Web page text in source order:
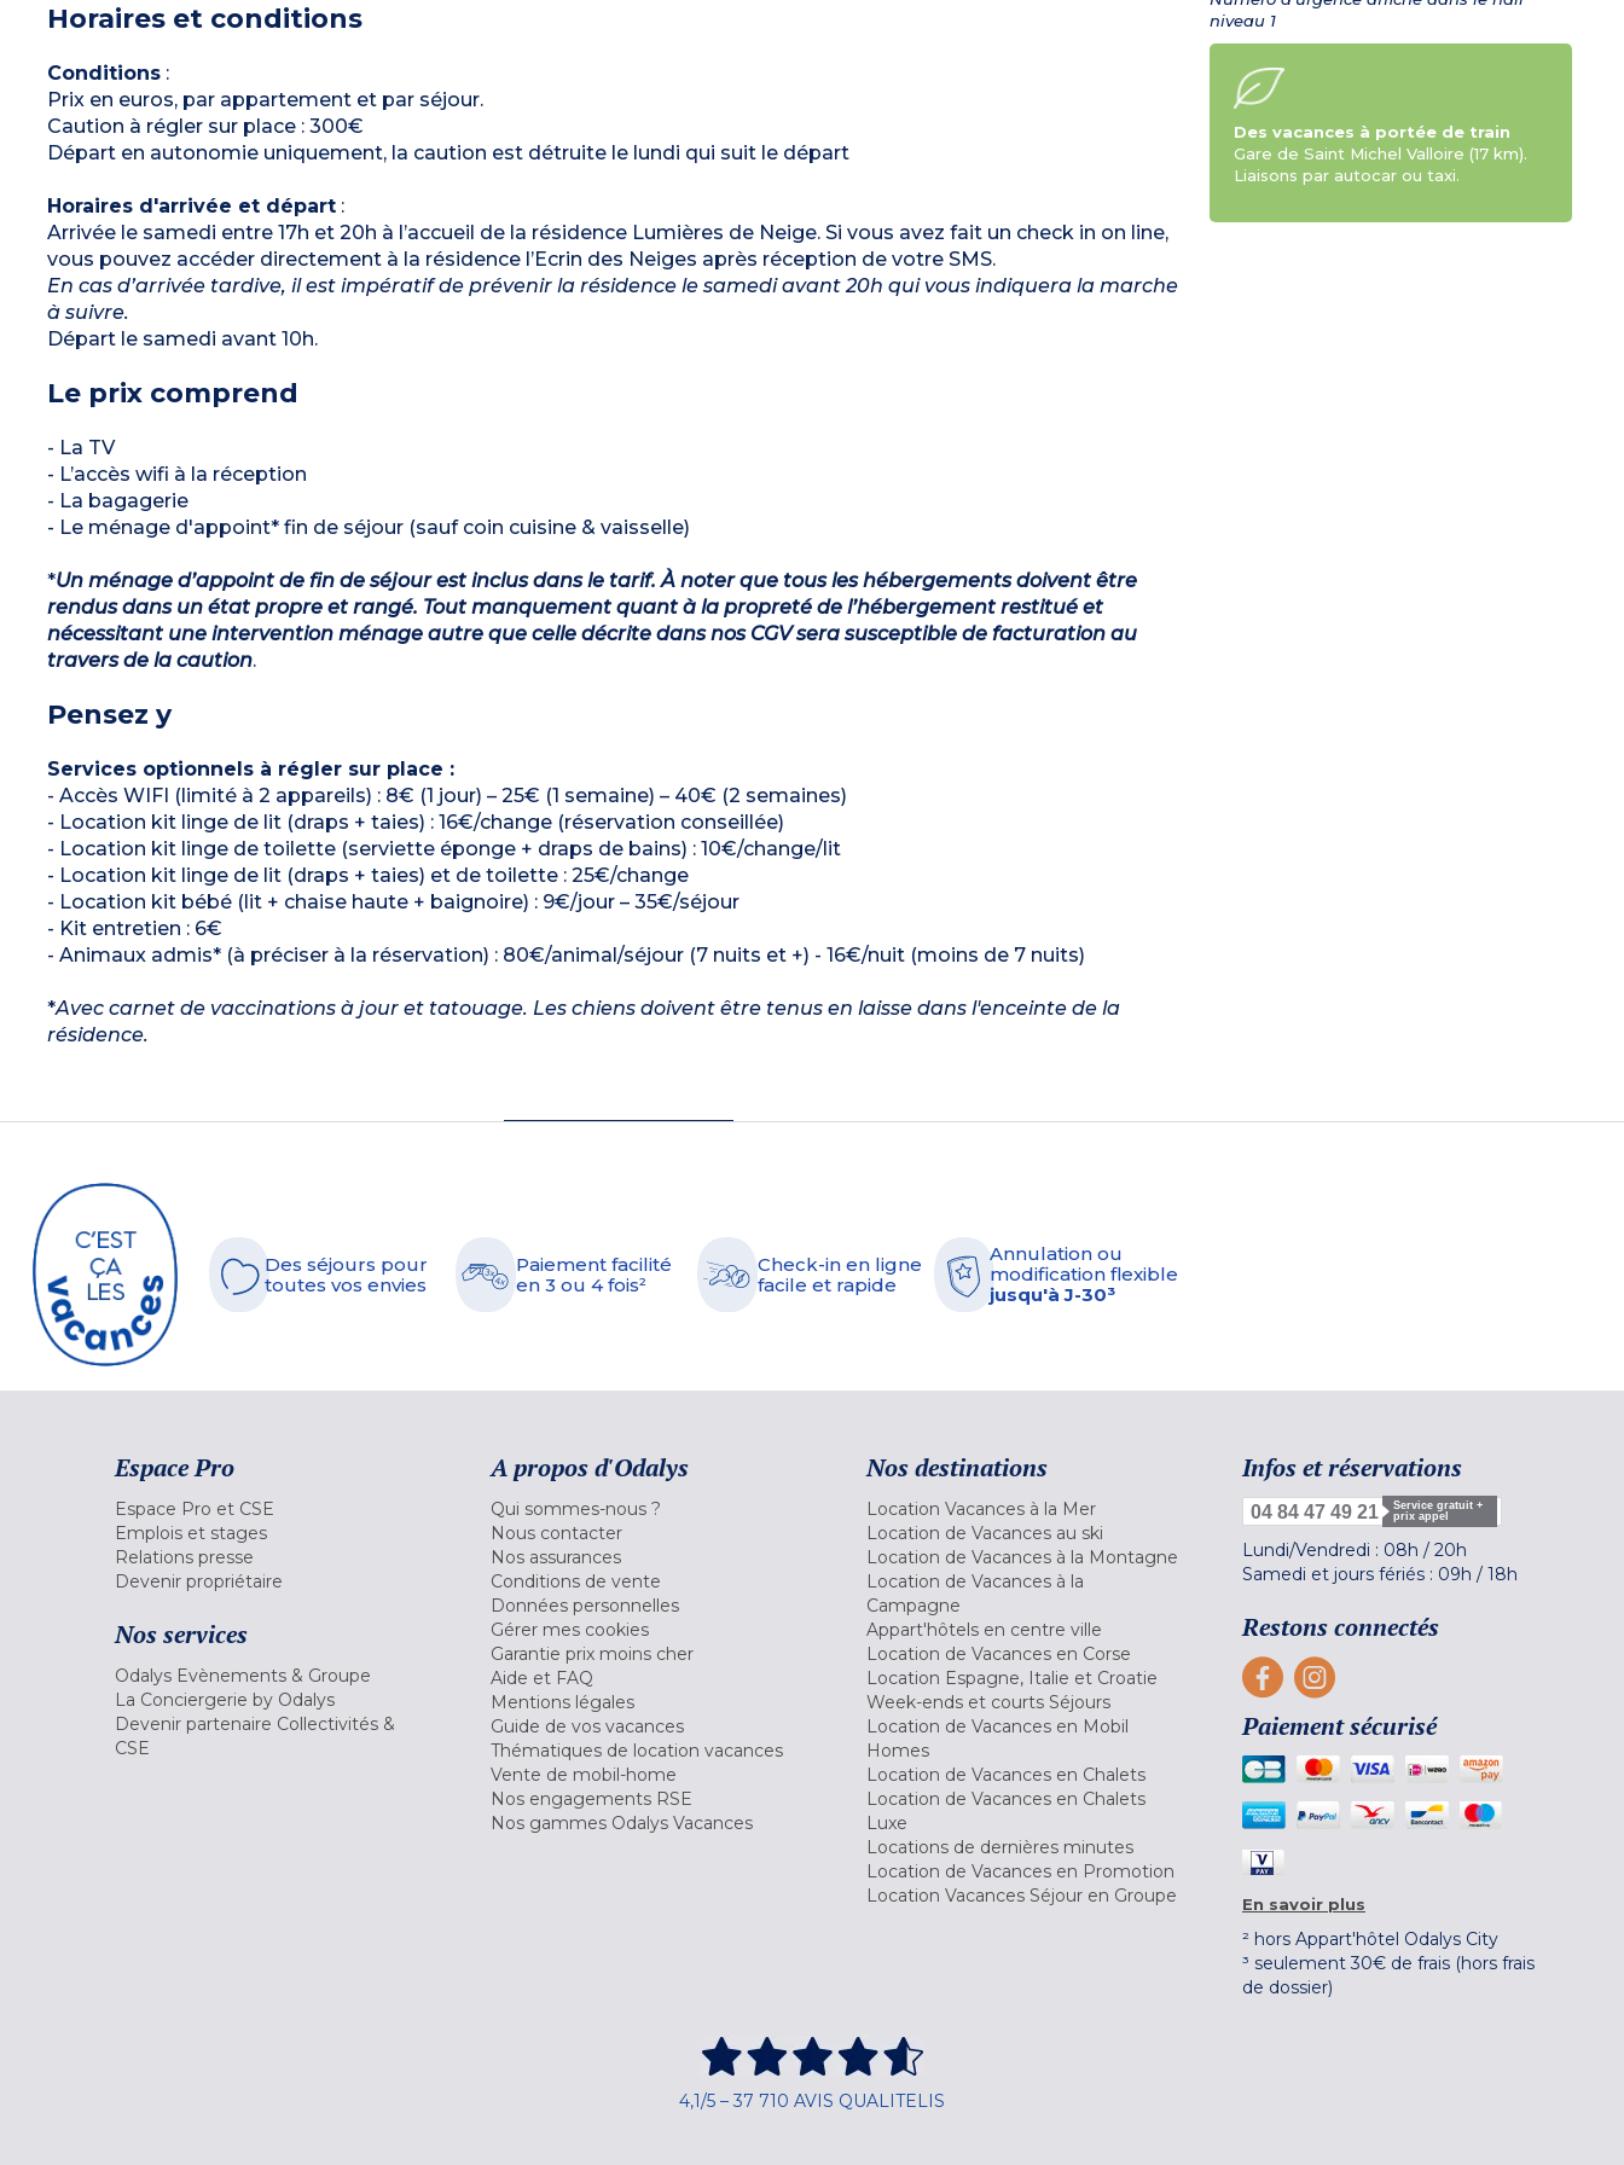
1 chambre avec 1 lit superposé
1 chambre avec 2 lits simples
WC séparé
Balcon
Horaires et conditions
Conditions:
Prix en euros, par appartement et par séjour.
Caution à régler sur place : 300€
Départ en autonomie uniquement, la caution est détruite le lundi qui suit le départ
Horaires d'arrivée et départ:
Arrivée le samedi entre 17h et 20h à l’accueil de la résidence Lumières de Neige. Si vous avez fait un check in on line,
vous pouvez accéder directement à la résidence l’Ecrin des Neiges après réception de votre SMS.
En cas d’arrivée tardive, il est impératif de prévenir la résidence le samedi avant 20h qui vous indiquera la marche
à suivre.
Départ le samedi avant 10h.
Le prix comprend
- La TV
- L’accès wifi à la réception
- La bagagerie
- Le ménage d'appoint* fin de séjour (sauf coin cuisine & vaisselle)
*Un ménage d’appoint de fin de séjour est inclus dans le tarif. À noter que tous les hébergements doivent être
rendus dans un état propre et rangé. Tout manquement quant à la propreté de l’hébergement restitué et
nécessitant une intervention ménage autre que celle décrite dans nos CGV sera susceptible de facturation au
travers de la caution.
Pensez y
Services optionnels à régler sur place :
- Accès WIFI (limité à 2 appareils) : 8€ (1 jour) – 25€ (1 semaine) – 40€ (2 semaines)
- Location kit linge de lit (draps + taies) : 16€/change (réservation conseillée)
- Location kit linge de toilette (serviette éponge + draps de bains) : 10€/change/lit
- Location kit linge de lit (draps + taies) et de toilette : 25€/change
- Location kit bébé (lit + chaise haute + baignoire) : 9€/jour – 35€/séjour
- Kit entretien : 6€
- Animaux admis* (à préciser à la réservation) : 80€/animal/séjour (7 nuits et +) - 16€/nuit (moins de 7 nuits)
*Avec carnet de vaccinations à jour et tatouage. Les chiens doivent être tenus en laisse dans l'enceinte de la
résidence.
niveau 1
Des vacances à portée de train
Gare de Saint Michel Valloire (17 km).
Liaisons par autocar ou taxi.
Des séjours pour
toutes vos envies
Paiement facilité
en 3 ou 4 fois²
Check-in en ligne
facile et rapide
Annulation ou
modification flexible
jusqu'à J-30³
Espace Pro
Espace Pro et CSE
Emplois et stages
Relations presse
Devenir propriétaire
Nos services
Odalys Evènements & Groupe
La Conciergerie by Odalys
Devenir partenaire Collectivités &
CSE
A propos d'Odalys
Qui sommes-nous ?
Nous contacter
Nos assurances
Conditions de vente
Données personnelles
Gérer mes cookies
Garantie prix moins cher
Aide et FAQ
Mentions légales
Guide de vos vacances
Thématiques de location vacances
Vente de mobil-home
Nos engagements RSE
Nos gammes Odalys Vacances
Nos destinations
Location Vacances à la Mer
Location de Vacances au ski
Location de Vacances à la Montagne
Location de Vacances à la
Campagne
Appart'hôtels en centre ville
Location de Vacances en Corse
Location Espagne, Italie et Croatie
Week-ends et courts Séjours
Location de Vacances en Mobil
Homes
Location de Vacances en Chalets
Location de Vacances en Chalets
Luxe
Locations de dernières minutes
Location de Vacances en Promotion
Location Vacances Séjour en Groupe
Infos et réservations
04 84 47 49 21
Service gratuit +
prix appel
Lundi/Vendredi : 08h / 20h
Samedi et jours fériés : 09h / 18h
Restons connectés
Paiement sécurisé
En savoir plus
² hors Appart'hôtel Odalys City
³ seulement 30€ de frais (hors frais
de dossier)
4,1/5 – 37 710 AVIS QUALITELIS